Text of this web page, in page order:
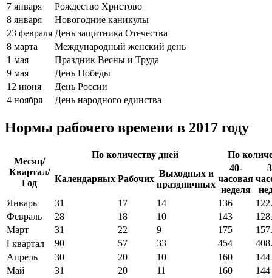
7 января
Рождество Христово
8 января
Новогодние каникулы
23 февраля День защитника Отечества
8 марта
Международный женский день
1 мая
Праздник Весны и Труда
9 мая
День Победы
12 июня
День России
4 ноября
День народного единства
Нормы рабочего времени в 2017 году
Месяц/
Квартал/
Год
По количеству дней По
Календарных Рабочих
Выходных и
праздничных
40-
часовая
неделя
Январь
31 17 14 136
Февраль
28 18 10 143
Март
31 22 9 175
Ⅰ квартал
90 57 33 454
Апрель
30 20 10 160
144
Май
31 20 11 160
144